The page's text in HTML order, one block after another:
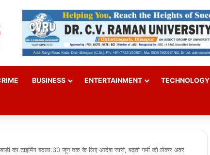
BUSINESS ENTERTAINMENT TECHNOLOGY
SI Exam Candidates’ Names
का टाइमिंग बदला:30 जून तक के लिए आदेश जारी, बढ़ती गर्मी को लेकर अवर